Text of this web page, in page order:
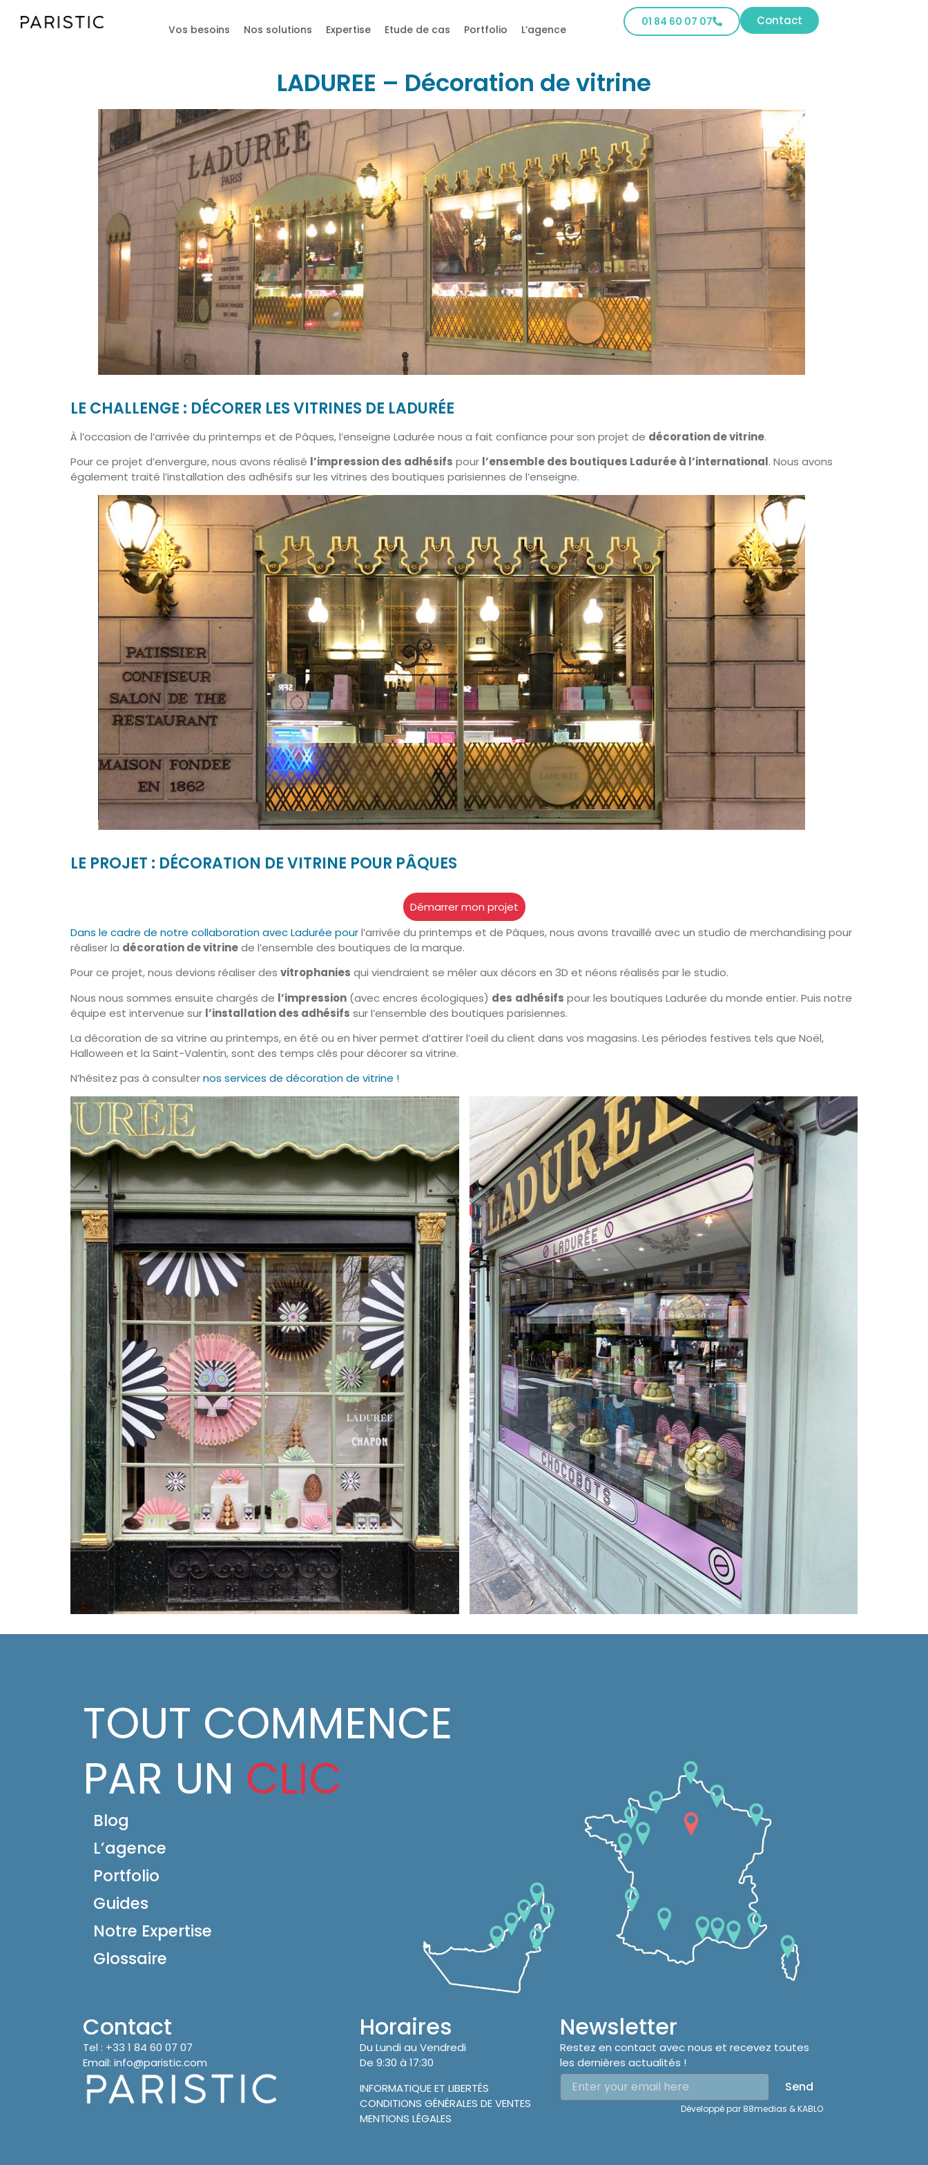
Vos besoins Nos solutions Expertise Etude de cas Portfolio L’agence
01 84 60 07 07 Contact
LADUREE – Décoration de vitrine
LE CHALLENGE : DÉCORER LES VITRINES DE LADURÉE
À l’occasion de l’arrivée du printemps et de Pâques, l’enseigne Ladurée nous a fait confiance pour son projet de décoration de vitrine.
Pour ce projet d’envergure, nous avons réalisé l’impression des adhésifs pour l’ensemble des boutiques Ladurée à l’international. Nous avons
également traité l’installation des adhésifs sur les vitrines des boutiques parisiennes de l’enseigne.
LE PROJET : DÉCORATION DE VITRINE POUR PÂQUES
Démarrer mon projet
Dans le cadre de notre collaboration avec Ladurée pourl’arrivée du printemps et de Pâques, nous avons travaillé avec un studio de merchandising pour
réaliser la décorationde vitrinede l’ensemble des boutiques de la marque.
Pour ce projet, nous devions réaliser des vitrophanies qui viendraient se mêler aux décors en 3D et néons réalisés par le studio.
Nous nous sommes ensuite chargés de l’impression (avec encres écologiques) des adhésifs pour les boutiques Ladurée du monde entier. Puis notre
équipe est intervenue sur l’installation des adhésifs sur l’ensemble des boutiques parisiennes.
La décoration de sa vitrine au printemps, en été ou en hiver permet d’attirer l’oeil du client dans vos magasins. Les périodes festives tels que Noël,
Halloween et la Saint-Valentin, sont des temps clés pour décorer sa vitrine.
N’hésitez pas à consulternos services de décoration de vitrine !
TOUT COMMENCE
PAR UN CLIC
Blog
L’agence
Portfolio
Guides
Notre Expertise
Glossaire
Contact
Tel : +33 1 84 60 07 07
Email: info@paristic.com
Horaires
Du Lundi au Vendredi
De 9:30 à 17:30
INFORMATIQUE ET LIBERTÉS
CONDITIONS GÉNÉRALES DE VENTES
MENTIONS LÉGALES
Newsletter
Restez en contact avec nous et recevez toutes
les dernières actualités !
Send
Développé par 88medias &KABLO